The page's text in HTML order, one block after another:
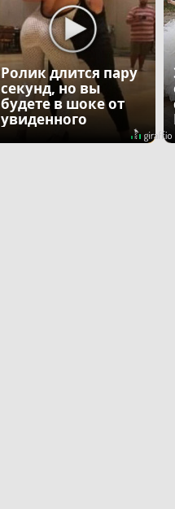
Ролик длится пару
секунд, но вы
будете в шоке от
увиденного